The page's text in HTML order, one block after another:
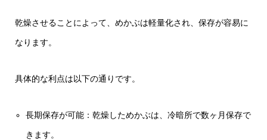
乾燥させることによって、めかぶは軽量化され、保存が容易に
なります。
具体的な利点は以下の通りです。
長期保存が可能：乾燥しためかぶは、冷暗所で数ヶ月保存で
きます。